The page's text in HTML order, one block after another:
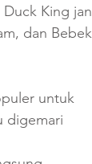
King
dan
untuk
digemari